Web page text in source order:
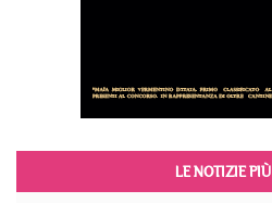
LE NOTIZIE